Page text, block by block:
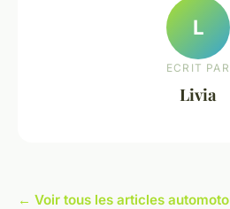
L
ECRIT PAR
Livia
← Voir tous les articles